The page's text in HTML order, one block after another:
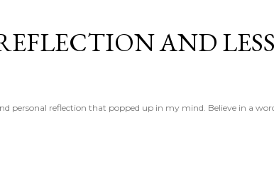
AND
personal reflection that popped up in my mind. Believe in a